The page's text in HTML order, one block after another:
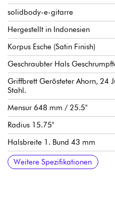
solidbody-e-gitarre
Hergestellt in Indonesien
Korpus Esche (Satin Finish)
Geschraubter Hals
Griffbrett Gerösteter Ahorn, 24
Stahl.
Mensur 648 mm / 25.5"
Radius 15.75"
Halsbreite 1. Bund 43 mm
Pickup-Konfiguration HSS
Humbucker + Fishman Single
Controls: siehe Schemata
Traditionelles Vibrato Cort CFA-
Gestufte Cort
Inklusive Cort gigbag
Weitere Spezifikationen